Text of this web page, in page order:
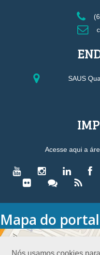
Nós usamos cookies
SAUS
Acesse aqui a
Mapa do portal
HOME